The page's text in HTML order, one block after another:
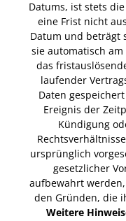
Datums, ist stets
eine Frist nicht
Datum und beträgt
sie automatisch
das
laufender
Daten
Ereignis der
Kündigung
ursprünglich
gesetzlicher
aufbewahrt
den Gründen, die
Weitere